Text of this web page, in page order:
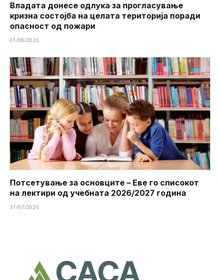
Владата донесе одлука за прогласување
кризна состојба на целата територија поради
опасност од пожари
01/08/2026
Потсетување за основците – Еве го списокот
на лектири од учебната 2026/2027 година
31/07/2026